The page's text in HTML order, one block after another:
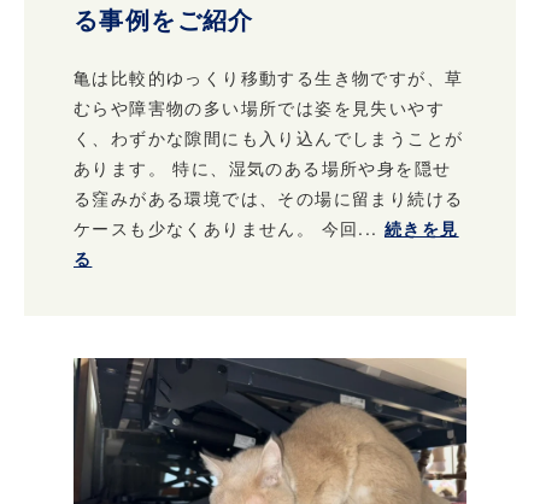
る事例をご紹介
亀は比較的ゆっくり移動する生き物ですが、草
むらや障害物の多い場所では姿を見失いやす
く、わずかな隙間にも入り込んでしまうことが
あります。 特に、湿気のある場所や身を隠せ
る窪みがある環境では、その場に留まり続ける
ケースも少なくありません。 今回... 続きを見
る